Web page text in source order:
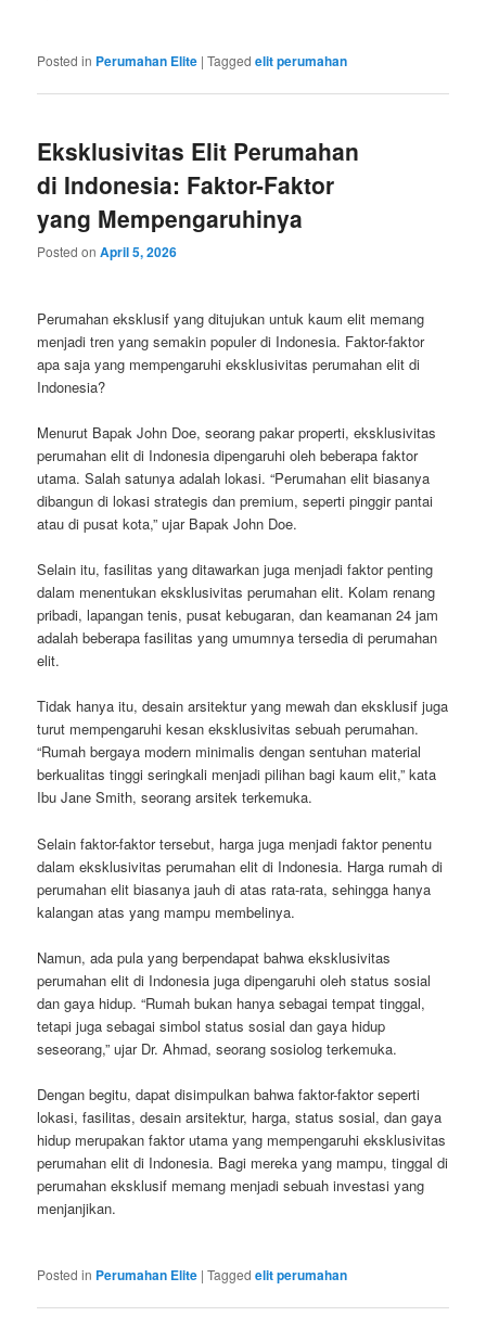
Posted in Perumahan Elite |Tagged elit perumahan
Eksklusivitas Elit Perumahan
di Indonesia: Faktor-Faktor
yang Mempengaruhinya
Posted onApril 5, 2026
Perumahan eksklusif yang ditujukan untuk kaum elit memang
menjadi tren yang semakin populer di Indonesia. Faktor-faktor
apa saja yang mempengaruhi eksklusivitas perumahan elit di
Indonesia?
Menurut Bapak John Doe, seorang pakar properti, eksklusivitas
perumahan elit di Indonesia dipengaruhi oleh beberapa faktor
utama. Salah satunya adalah lokasi. “Perumahan elit biasanya
dibangun di lokasi strategis dan premium, seperti pinggir pantai
atau di pusat kota,” ujar Bapak John Doe.
Selain itu, fasilitas yang ditawarkan juga menjadi faktor penting
dalam menentukan eksklusivitas perumahan elit. Kolam renang
pribadi, lapangan tenis, pusat kebugaran, dan keamanan 24 jam
adalah beberapa fasilitas yang umumnya tersedia di perumahan
elit.
Tidak hanya itu, desain arsitektur yang mewah dan eksklusif juga
turut mempengaruhi kesan eksklusivitas sebuah perumahan.
“Rumah bergaya modern minimalis dengan sentuhan material
berkualitas tinggi seringkali menjadi pilihan bagi kaum elit,” kata
Ibu Jane Smith, seorang arsitek terkemuka.
Selain faktor-faktor tersebut, harga juga menjadi faktor penentu
dalam eksklusivitas perumahan elit di Indonesia. Harga rumah di
perumahan elit biasanya jauh di atas rata-rata, sehingga hanya
kalangan atas yang mampu membelinya.
Namun, ada pula yang berpendapat bahwa eksklusivitas
perumahan elit di Indonesia juga dipengaruhi oleh status sosial
dan gaya hidup. “Rumah bukan hanya sebagai tempat tinggal,
tetapi juga sebagai simbol status sosial dan gaya hidup
seseorang,” ujar Dr. Ahmad, seorang sosiolog terkemuka.
Dengan begitu, dapat disimpulkan bahwa faktor-faktor seperti
lokasi, fasilitas, desain arsitektur, harga, status sosial, dan gaya
hidup merupakan faktor utama yang mempengaruhi eksklusivitas
perumahan elit di Indonesia. Bagi mereka yang mampu, tinggal di
perumahan eksklusif memang menjadi sebuah investasi yang
menjanjikan.
Posted in Perumahan Elite |Tagged elit perumahan